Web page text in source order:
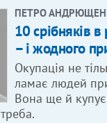
ПЕТРО
10 срібняків
– і жодного
Окупація не
ламає людей
Вона ще й купує